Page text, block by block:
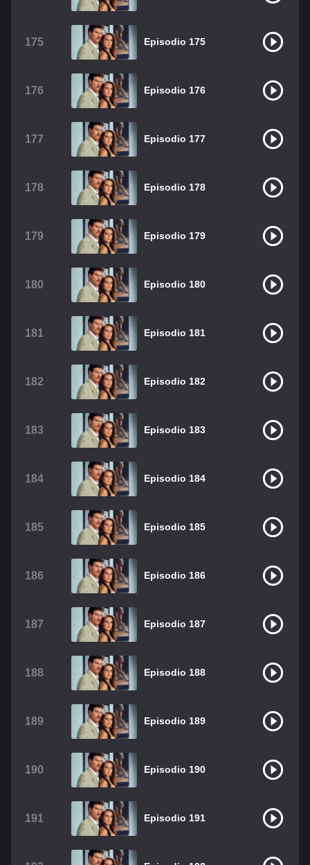
175 Episodio 175
176 Episodio 176
177 Episodio 177
178 Episodio 178
179 Episodio 179
180 Episodio 180
181 Episodio 181
182 Episodio 182
183 Episodio 183
184 Episodio 184
185 Episodio 185
186 Episodio 186
187 Episodio 187
188 Episodio 188
189 Episodio 189
190 Episodio 190
191 Episodio 191